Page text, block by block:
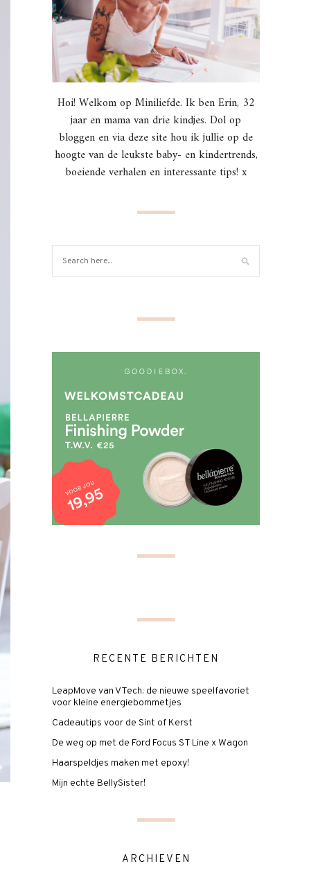
Hoi! Welkom op Miniliefde. Ik ben Erin, 32
jaar en mama van drie kindjes. Dol op
bloggen en via deze site hou ik jullie op de
hoogte van de leukste baby- en kindertrends,
boeiende verhalen en interessante tips! x
RECENTE BERICHTEN
LeapMove van VTech: de nieuwe speelfavoriet
voor kleine energiebommetjes
Cadeautips voor de Sint of Kerst
De weg op met de Ford Focus ST Line x Wagon
Haarspeldjes maken met epoxy!
Mijn echte BellySister!
ARCHIEVEN